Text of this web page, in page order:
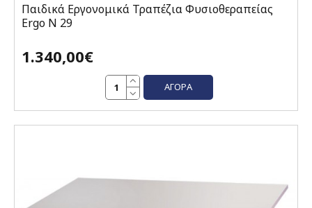
Παιδικά Εργονομικά Τραπέζια Φυσιοθεραπείας
Εrgo Ν 29
1.340,00€
ΑΓΟΡΆ